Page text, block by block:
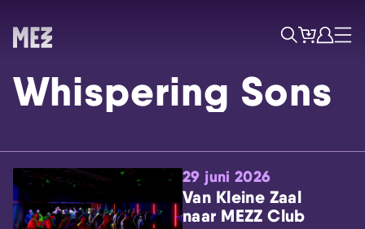
Skip navigatie
ZoekTicketsAccount
Menu
Whispering Sons
29 juni 2026
Van Kleine Zaal
naar MEZZ Club